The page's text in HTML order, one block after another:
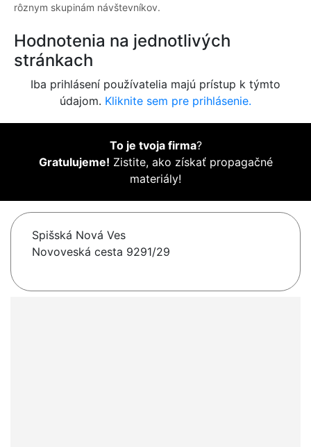
rôznym skupinám návštevníkov.
Hodnotenia na jednotlivých
stránkach
Iba prihlásení používatelia majú prístup k týmto
údajom. Kliknite sem pre prihlásenie.
To je tvoja firma?
Gratulujeme! Zistite, ako získať propagačné
materiály!
Spišská Nová Ves
Novoveská cesta 9291/29